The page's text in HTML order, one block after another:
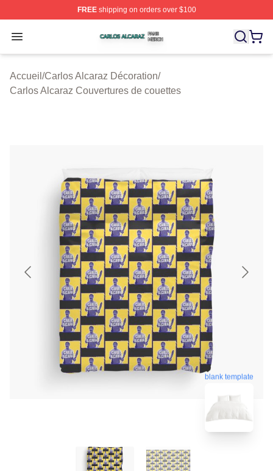
FREEshipping on orders over $100
Open menu
Carlos Alcaraz Shop ⚡️ Officially Licensed Carlos
Accueil /Carlos Alcaraz Décoration/
Carlos Alcaraz Couvertures de couettes
blank template